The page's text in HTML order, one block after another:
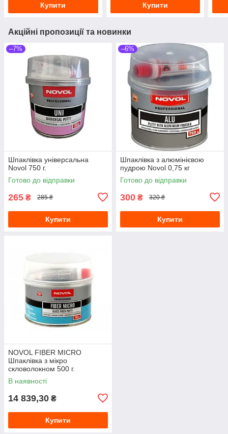
Купити Купити
Акційні пропозиції та новинки
–7%
Шпаклівка універсальна
Novol 750 г.
Готово до відправки
265 ₴ 285 ₴
Купити
–6%
Шпаклівка з алюмінієвою
пудрою Novol 0,75 кг
Готово до відправки
300 ₴ 320 ₴
Купити
NOVOL FIBER MICRO
Шпаклівка з мікро
скловолокном 500 г.
В наявності
14 839,30 ₴
Купити